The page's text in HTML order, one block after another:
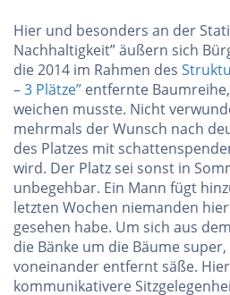
Hier und besonders an der
Nachhaltigkeit” äußern sich
die 2014 im Rahmen des
– 3 Plätze” entfernte
weichen musste. Nicht
mehrmals der Wunsch nach
des Platzes mit
wird. Der Platz sei sonst in
unbegehbar. Ein Mann fügt
letzten Wochen niemanden
gesehen habe. Um sich aus
die Bänke um die Bäume
voneinander entfernt säße.
kommunikativere